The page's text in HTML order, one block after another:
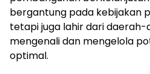
bergantung pada kebijakan
tetapi juga lahir dari
mengenali dan mengelola
optimal.